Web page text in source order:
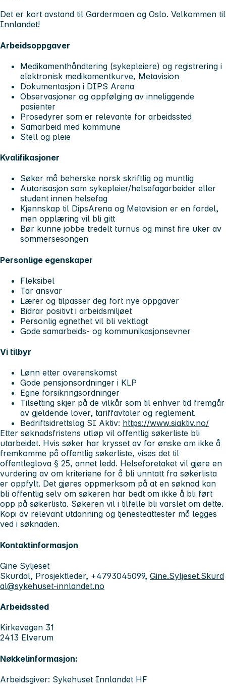
Det er kort avstand til Gardermoen og Oslo. Velkommen til
Innlandet!
Arbeidsoppgaver
Medikamenthåndtering (sykepleiere) og registrering i
elektronisk medikamentkurve, Metavision
Dokumentasjon i DIPS Arena
Observasjoner og oppfølging av inneliggende
pasienter
Prosedyrer som er relevante for arbeidssted
Samarbeid med kommune
Stell og pleie
Kvalifikasjoner
Søker må beherske norsk skriftlig og muntlig
Autorisasjon som sykepleier/helsefagarbeider eller
student innen helsefag
Kjennskap til DipsArena og Metavision er en fordel,
men opplæring vil bli gitt
Bør kunne jobbe tredelt turnus og minst fire uker av
sommersesongen
Personlige egenskaper
Fleksibel
Tar ansvar
Lærer og tilpasser deg fort nye oppgaver
Bidrar positivt i arbeidsmiljøet
Personlig egnethet vil bli vektlagt
Gode samarbeids- og kommunikasjonsevner
Vi tilbyr
Lønn etter overenskomst
Gode pensjonsordninger i KLP
Egne forsikringsordninger
Tilsetting skjer på de vilkår som til enhver tid fremgår
av gjeldende lover, tariffavtaler og reglement.
Bedriftsidrettslag SI Aktiv: https://www.siaktiv.no/
Etter søknadsfristens utløp vil offentlig søkerliste bli
utarbeidet. Hvis søker har krysset av for ønske om ikke å
fremkomme på offentlig søkerliste, vises det til
offentleglova § 25, annet ledd. Helseforetaket vil gjøre en
vurdering av om kriteriene for å bli unntatt fra søkerlista
er oppfylt. Det gjøres oppmerksom på at en søknad kan
bli offentlig selv om søkeren har bedt om ikke å bli ført
opp på søkerlista. Søkeren vil i tilfelle bli varslet om dette.
Kopi av relevant utdanning og tjenesteattester må legges
ved i søknaden.
Kontaktinformasjon
Gine Syljeset
Skurdal, Prosjektleder, +4793045099, Gine.Syljeset.Skurd
al@sykehuset-innlandet.no
Arbeidssted
Kirkevegen 31
2413 Elverum
Nøkkelinformasjon:
Arbeidsgiver: Sykehuset Innlandet HF